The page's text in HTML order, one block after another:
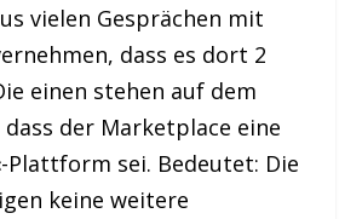
vielen Gesprächen mit
dass es dort 2
einen stehen auf dem
der Marketplace eine
Plattform sei. Bedeutet: Die
keine weitere